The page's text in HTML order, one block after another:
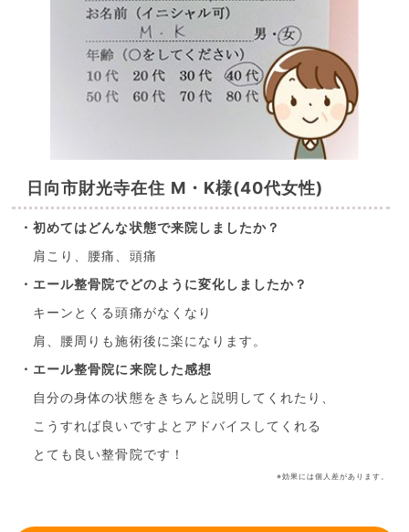
日向市財光寺在住 M・K様(40代女性)
・初めてはどんな状態で来院しましたか？
肩こり、腰痛、頭痛
・エール整骨院でどのように変化しましたか？
キーンとくる頭痛がなくなり
肩、腰周りも施術後に楽になります。
・エール整骨院に来院した感想
自分の身体の状態をきちんと説明してくれたり、
こうすれば良いですよとアドバイスしてくれる
とても良い整骨院です！
※効果には個人差があります。